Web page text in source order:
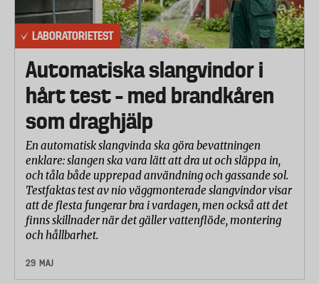
LABORATORIETEST
Automatiska slangvindor i
hårt test – med brandkåren
som draghjälp
En automatisk slangvinda ska göra bevattningen
enklare: slangen ska vara lätt att dra ut och släppa in,
och tåla både upprepad användning och gassande sol.
Testfaktas test av nio väggmonterade slangvindor visar
att de flesta fungerar bra i vardagen, men också att det
finns skillnader när det gäller vattenflöde, montering
och hållbarhet.
29 MAJ